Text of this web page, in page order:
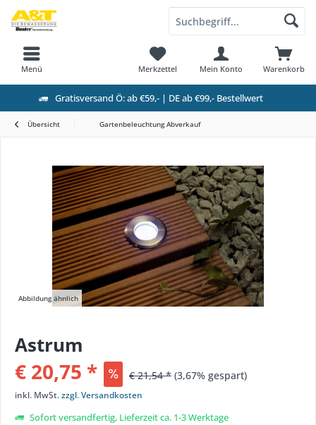
Gratisversand Ö: ab €59,- | DE ab €99,- Bestellwert
Warenkorb
Merkzettel Mein Konto
Menü
Übersicht Gartenbeleuchtung Abverkauf
Abbildung ähnlich
Astrum
€ 20,75 * € 21,54 * (3,67% gespart)
inkl. MwSt.zzgl. Versandkosten
Sofort versandfertig, Lieferzeit ca. 1-3 Werktage